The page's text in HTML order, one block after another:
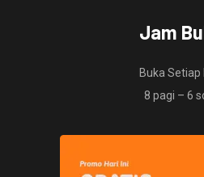
Jam
Buka Setiap
8 pagi – 6